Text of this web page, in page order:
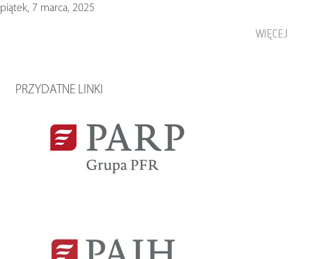
piątek, 7 marca, 2025
WIĘCEJ
PRZYDATNE LINKI